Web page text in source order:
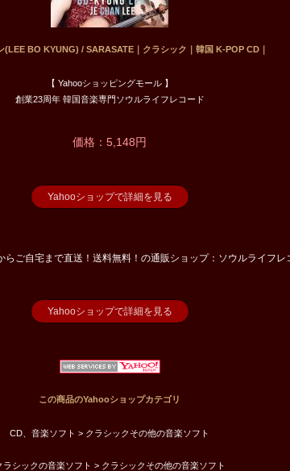
(LEE BO KYUNG) / SARASATE｜クラシック｜韓国 K-POP CD｜
【 Yahooショッピングモール 】
創業23周年 韓国音楽専門ソウルライフレコード
価格：5,148円
Yahooショップで詳細を見る
らご自宅まで直送！送料無料！の通販ショップ：ソウルライフレ
Yahooショップで詳細を見る
この商品のYahooショップカテゴリ
CD、音楽ソフト > クラシックその他の音楽ソフト
ラシックの音楽ソフト > クラシックその他の音楽ソフト